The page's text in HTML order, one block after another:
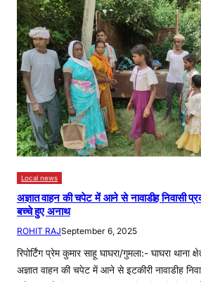
Local news
अज्ञात वाहन की चपेट में आने से नावाडीह निवासी
बच्चे हुए अनाथ
ROHIT RAJSeptember 6, 2025
रिपोर्टिंग प्रेम कुमार साहू घाघरा/गुमला:- घाघरा थाना
अज्ञात वाहन की चपेट में आने से इटकीरी नावाडीह